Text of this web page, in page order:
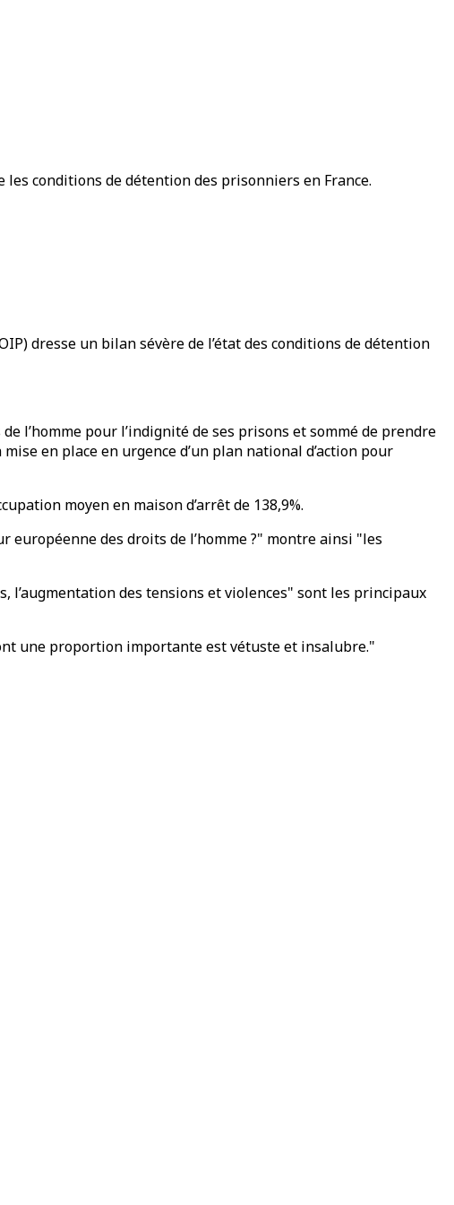
conditions de détention des prisonniers en France.
dresse un bilan sévère de l’état des conditions de détention
l’homme pour l’indignité de ses prisons et sommé de prendre
en place en urgence d’un plan national d’action pour
moyen en maison d’arrêt de 138,9%.
des droits de l’homme ?" montre ainsi "les
des tensions et violences" sont les principaux
une proportion importante est vétuste et insalubre."